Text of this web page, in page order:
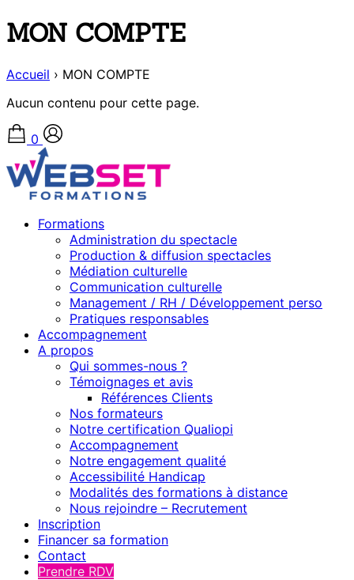
MON COMPTE
Accueil › MON COMPTE
Aucun contenu pour cette page.
0
Formations
Administration du spectacle
Production & diffusion spectacles
Médiation culturelle
Communication culturelle
Management / RH / Développement perso
Pratiques responsables
Accompagnement
A propos
Qui sommes-nous ?
Témoignages et avis
Références Clients
Nos formateurs
Notre certification Qualiopi
Accompagnement
Notre engagement qualité
Accessibilité Handicap
Modalités des formations à distance
Nous rejoindre – Recrutement
Inscription
Financer sa formation
Contact
Prendre RDV